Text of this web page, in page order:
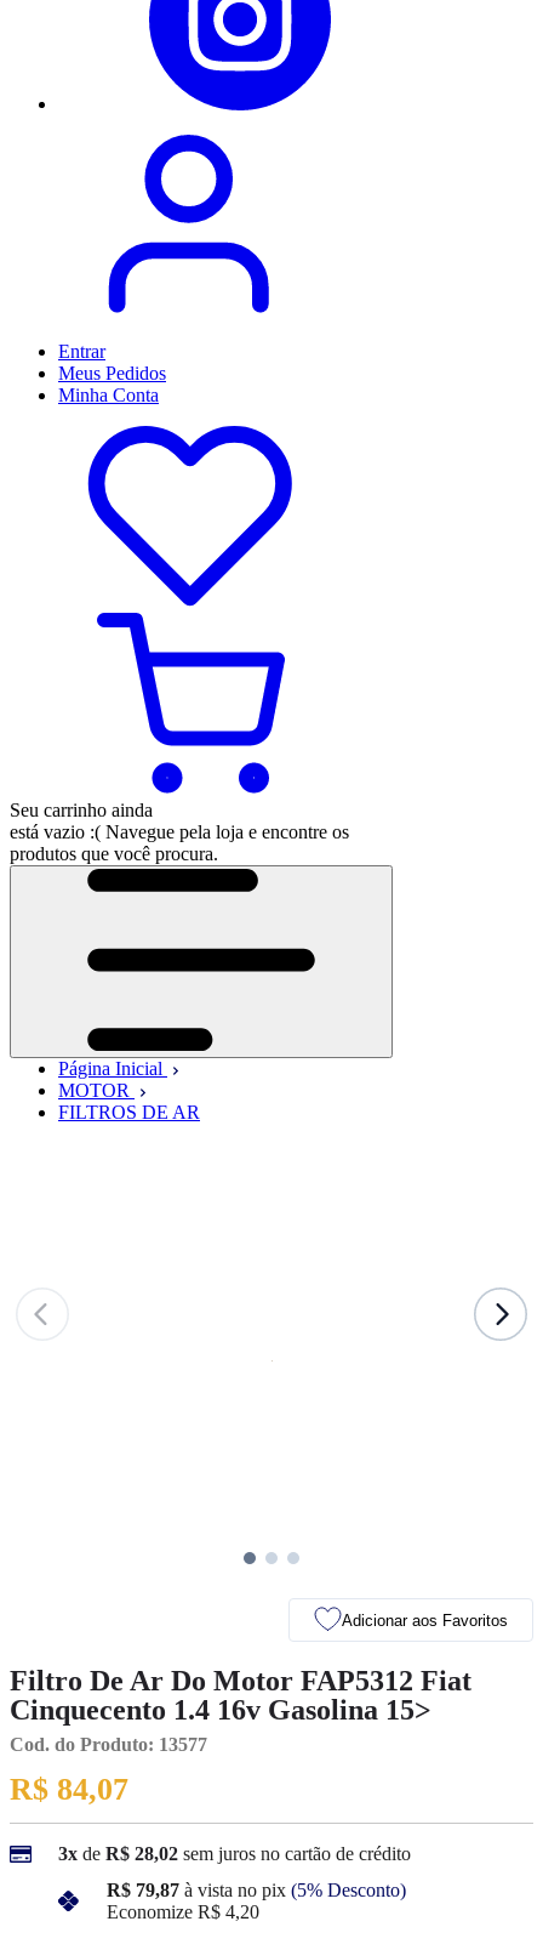
Entrar
Meus Pedidos
Minha Conta
Seu carrinho ainda
está vazio :( Navegue pela loja e encontre os
produtos que você procura.
Página Inicial
MOTOR
FILTROS DE AR
Adicionar aos Favoritos
Filtro De Ar Do Motor FAP5312 Fiat
Cinquecento 1.4 16v Gasolina 15>
Cod. do Produto: 13577
R$ 84,07
3x de R$ 28,02 sem juros no cartão de crédito
R$ 79,87 à vista no pix (5% Desconto)
Economize R$ 4,20